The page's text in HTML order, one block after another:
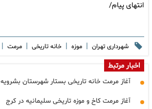
انتهای پیام/
شهرداری تهران | موزه | خانه تاریخی | مرمت |
اخبار مرتبط
آغاز مرمت خانه تاریخی بستار شهرستان بشرویه
آغاز مرمت کاخ و موزه تاریخی سلیمانیه در کرج